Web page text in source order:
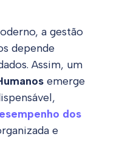
a gestão
depende
Assim, um
emerge
dos
e